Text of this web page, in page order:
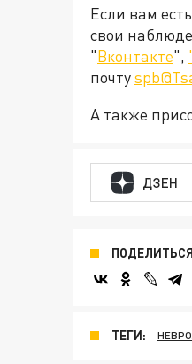
Если вам
свои
"Вконтакте",
почту
А также
ДЗЕН
ТЕГИ: